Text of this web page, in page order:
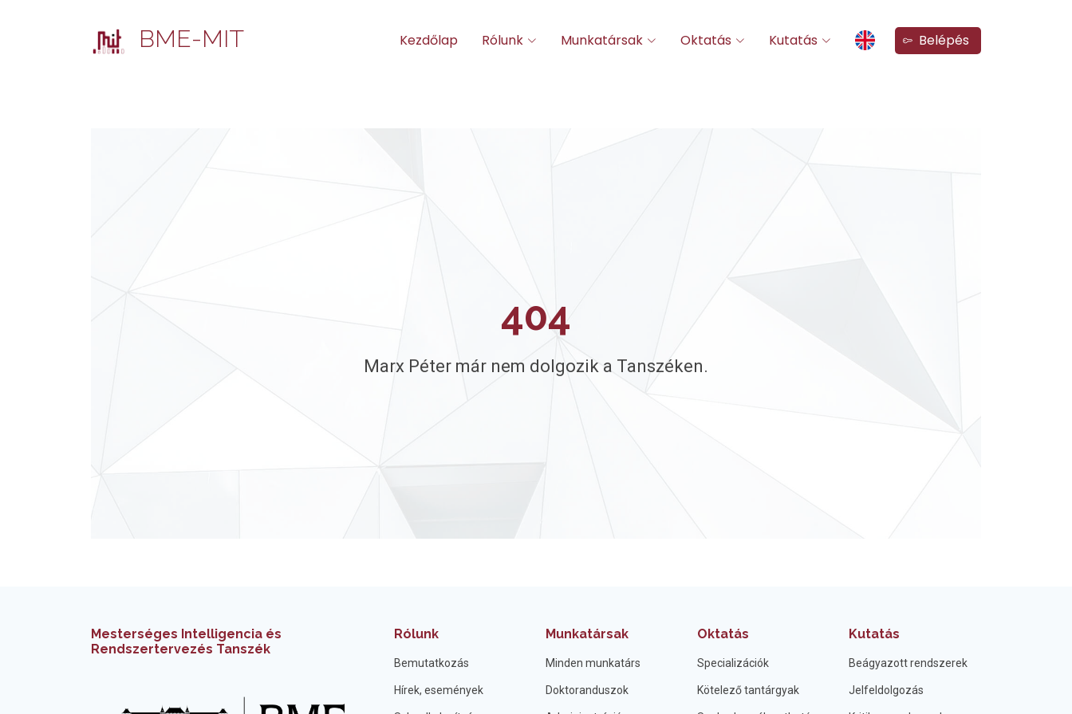
BME-MIT Kezdőlap Rólunk Munkatársak Oktatás Kutatás Belépés
404
Marx Péter már nem dolgozik a Tanszéken.
Mesterséges Intelligencia és
Rendszertervezés Tanszék
Rólunk
Bemutatkozás
Hírek, események
Munkatársak
Minden munkatárs
Doktoranduszok
Oktatás
Specializációk
Kötelező tantárgyak
Kutatás
Beágyazott rendszerek
Jelfeldolgozás